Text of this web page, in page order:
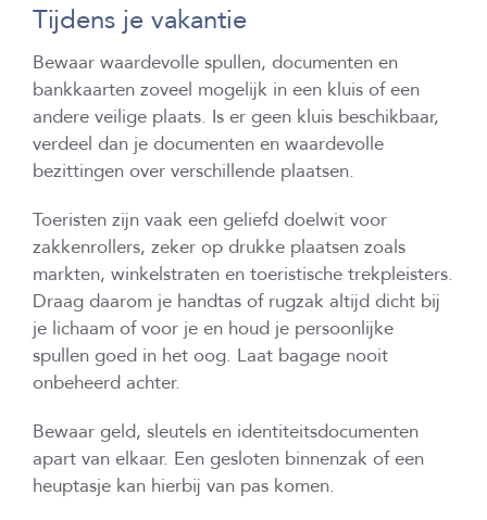
Tijdens je vakantie
Bewaar waardevolle spullen, documenten en
bankkaarten zoveel mogelijk in een kluis of een
andere veilige plaats. Is er geen kluis beschikbaar,
verdeel dan je documenten en waardevolle
bezittingen over verschillende plaatsen.
Toeristen zijn vaak een geliefd doelwit voor
zakkenrollers, zeker op drukke plaatsen zoals
markten, winkelstraten en toeristische trekpleisters.
Draag daarom je handtas of rugzak altijd dicht bij
je lichaam of voor je en houd je persoonlijke
spullen goed in het oog. Laat bagage nooit
onbeheerd achter.
Bewaar geld, sleutels en identiteitsdocumenten
apart van elkaar. Een gesloten binnenzak of een
heuptasje kan hierbij van pas komen.